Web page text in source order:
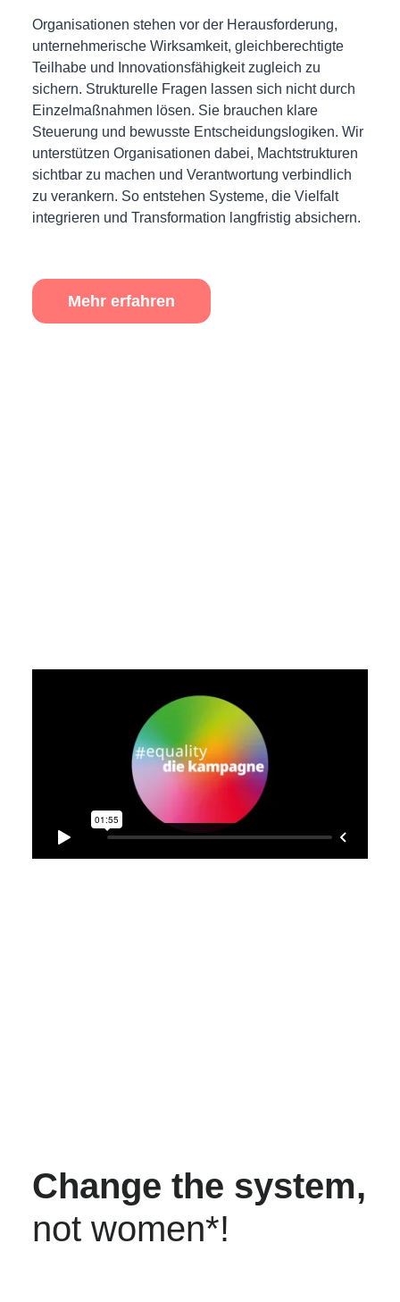
Organisationen stehen vor der Herausforderung,
unternehmerische Wirksamkeit, gleichberechtigte
Teilhabe und Innovationsfähigkeit zugleich zu
sichern. Strukturelle Fragen lassen sich nicht durch
Einzelmaßnahmen lösen. Sie brauchen klare
Steuerung und bewusste Entscheidungslogiken. Wir
unterstützen Organisationen dabei, Machtstrukturen
sichtbar zu machen und Verantwortung verbindlich
zu verankern. So entstehen Systeme, die Vielfalt
integrieren und Transformation langfristig absichern.
Mehr erfahren
Change the system,
not women*!